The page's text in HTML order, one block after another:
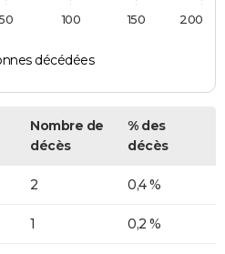
décédées
100 150 200
Nombre de
décès
% des
décès
2 0,4 %
1 0,2 %